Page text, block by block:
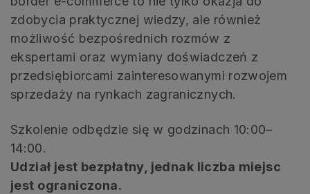
zdobycia praktycznej wiedzy, ale również
możliwość bezpośrednich rozmów z
ekspertami oraz wymiany doświadczeń z
przedsiębiorcami zainteresowanymi rozwojem
sprzedaży na rynkach zagranicznych.
Szkolenie odbędzie się w godzinach 10:00–
14:00.
Udział jest bezpłatny, jednak liczba miejsc
jest ograniczona.